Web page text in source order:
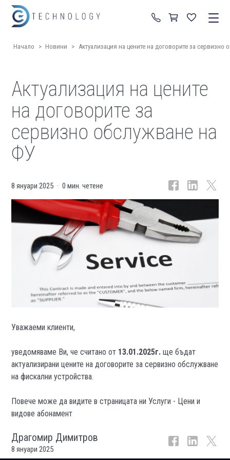
+359 87 822 99 92
Начало > Новини > Актуализация на цените на договорите за сервизно
Актуализация на цените
на договорите за
сервизно обслужване на
ФУ
8 януари 2025 0 мин. четене
Уважаеми клиенти,
уведомяваме Ви, че считано от 13.01.2025г. ще бъдат
актуализирани цените на договорите за сервизно обслужване
на фискални устройства.
Повече може да видите в страницата ни Услуги - Цени и
видове абонамент
Драгомир Димитров
8 януари 2025